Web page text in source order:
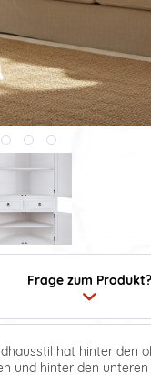
Frage zum Produkt?
hat hinter
und hinter den